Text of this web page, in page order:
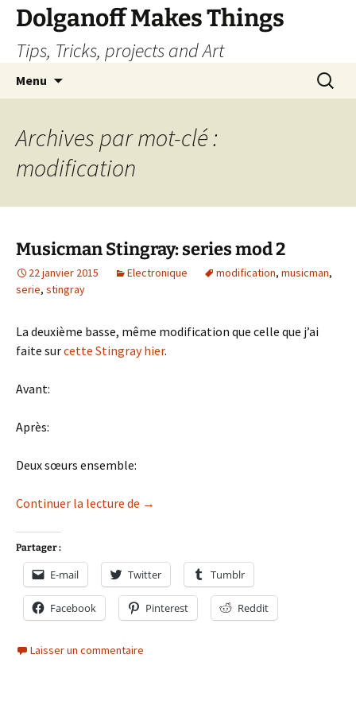
Dolganoff Makes Things
Tips, Tricks, projects and Art
Menu
Archives par mot-clé :
modification
Musicman Stingray: series mod 2
22 janvier 2015 Electronique modification, musicman,
serie, stingray
La deuxième basse, même modification que celle que j’ai
faite surcette Stingray hier.
Avant:
Après:
Deux sœurs ensemble:
Continuer la lecture de Musicman Stingray: series mod 2
→
Partager :
E-mail Twitter Tumblr
Facebook Pinterest Reddit
Laisser un commentaire